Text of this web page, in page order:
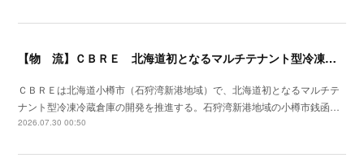
【物 流】ＣＢＲＥ 北海道初となるマルチテナント型冷凍冷蔵倉庫の開発を推進
ＣＢＲＥは北海道小樽市（石狩湾新港地域）で、北海道初となるマルチテ
ナント型冷凍冷蔵倉庫の開発を推進する。石狩湾新港地域の小樽市銭函…
2026.07.30 00:50